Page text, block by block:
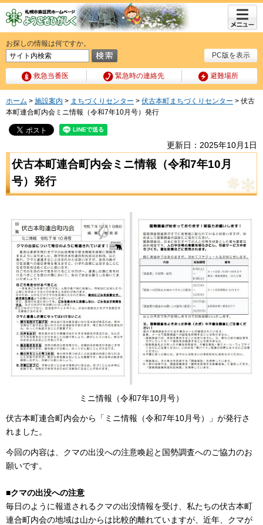
PC版を表示
お探しの情報は何ですか。
救急当番医 緊急時の連絡先 避難場所
メニュ
ー
ホーム > 施設案内 > まちづくりセンター > 伏古本町まちづくりセンター > 伏古
本町連合町内会ミニ情報（令和7年10月号）発行
更新日：2025年10月1日
伏古本町連合町内会ミニ情報（令和7年10月
号）発行
ミニ情報（令和7年10月号）
伏古本町連合町内会から「ミニ情報（令和7年10月号）」が発行さ
れました。
今回の内容は、クマの出没への注意喚起と国勢調査へのご協力のお
願いです。
■クマの出没への注意
毎日のように報道されるクマの出没情報を受け、私たちの伏古本町
連合町内会の地域は山からは比較的離れていますが、近年、クマが